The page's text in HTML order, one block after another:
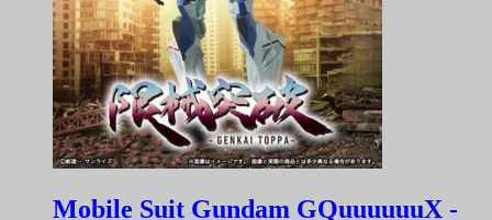
Mobile Suit Gundam GQuuuuuuX -